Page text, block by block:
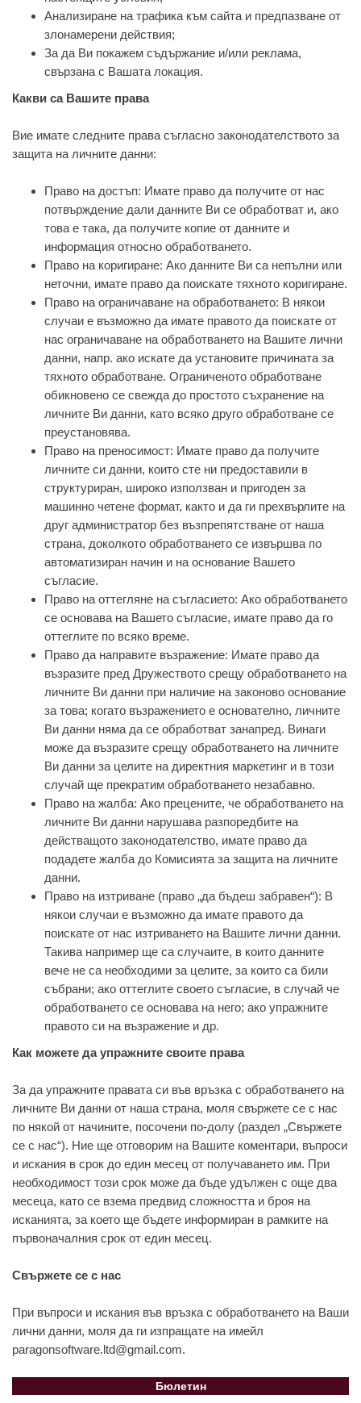
Анализиране на трафика към сайта и предпазване от
злонамерени действия;
За да Ви покажем съдържание и/или реклама,
свързана с Вашата локация.
Какви са Вашите права
Вие имате следните права съгласно законодателството за
защита на личните данни:
Право на достъп: Имате право да получите от нас
потвърждение дали данните Ви се обработват и, ако
това е така, да получите копие от данните и
информация относно обработването.
Право на коригиране: Ако данните Ви са непълни или
неточни, имате право да поискате тяхното коригиране.
Право на ограничаване на обработването: В някои
случаи е възможно да имате правото да поискате от
нас ограничаване на обработването на Вашите лични
данни, напр. ако искате да установите причината за
тяхното обработване. Ограниченото обработване
обикновено се свежда до простото съхранение на
личните Ви данни, като всяко друго обработване се
преустановява.
Право на преносимост: Имате право да получите
личните си данни, които сте ни предоставили в
структуриран, широко използван и пригоден за
машинно четене формат, както и да ги прехвърлите на
друг администратор без възпрепятстване от наша
страна, доколкото обработването се извършва по
автоматизиран начин и на основание Вашето
съгласие.
Право на оттегляне на съгласието: Ако обработването
се основава на Вашето съгласие, имате право да го
оттеглите по всяко време.
Право да направите възражение: Имате право да
възразите пред Дружеството срещу обработването на
личните Ви данни при наличие на законово основание
за това; когато възражението е основателно, личните
Ви данни няма да се обработват занапред. Винаги
може да възразите срещу обработването на личните
Ви данни за целите на директния маркетинг и в този
случай ще прекратим обработването незабавно.
Право на жалба: Ако прецените, че обработването на
личните Ви данни нарушава разпоредбите на
действащото законодателство, имате право да
подадете жалба до Комисията за защита на личните
данни.
Право на изтриване (право „да бъдеш забравен“): В
някои случаи е възможно да имате правото да
поискате от нас изтриването на Вашите лични данни.
Такива например ще са случаите, в които данните
вече не са необходими за целите, за които са били
събрани; ако оттеглите своето съгласие, в случай че
обработването се основава на него; ако упражните
правото си на възражение и др.
Как можете да упражните своите права
За да упражните правата си във връзка с обработването на
личните Ви данни от наша страна, моля свържете се с нас
по някой от начините, посочени по-долу (раздел „Свържете
се с нас“). Ние ще отговорим на Вашите коментари, въпроси
и искания в срок до един месец от получаването им. При
необходимост този срок може да бъде удължен с още два
месеца, като се взема предвид сложността и броя на
исканията, за което ще бъдете информиран в рамките на
първоначалния срок от един месец.
Свържете се с нас
При въпроси и искания във връзка с обработването на Ваши
лични данни, моля да ги изпращате на имейл
paragonsoftware.ltd@gmail.com.
Бюлетин